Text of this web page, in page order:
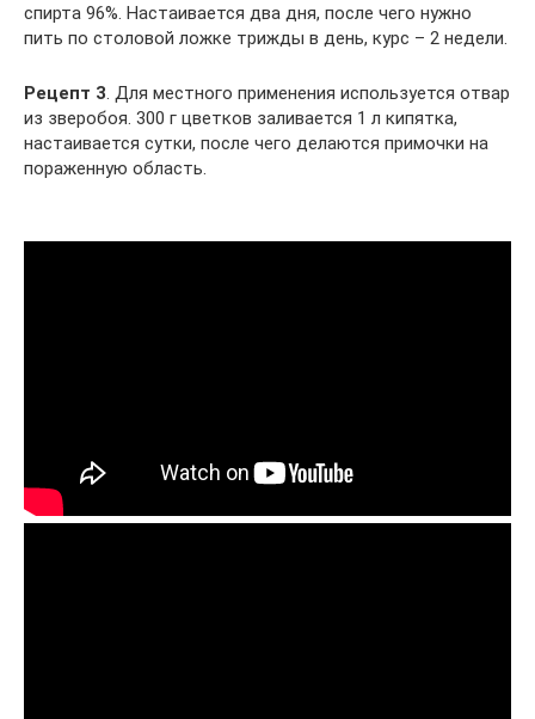
спирта 96%. Настаивается два дня, после чего нужно
пить по столовой ложке трижды в день, курс – 2 недели.
Рецепт 3. Для местного применения используется отвар
из зверобоя. 300 г цветков заливается 1 л кипятка,
настаивается сутки, после чего делаются примочки на
пораженную область.